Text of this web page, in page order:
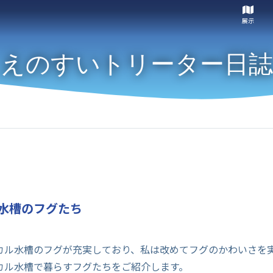
展示
えのすいトリーター日誌
槽のフグたち
水槽のフグが充実しており、私は改めてフグのかわいさを
水槽で暮らすフグたちをご紹介します。